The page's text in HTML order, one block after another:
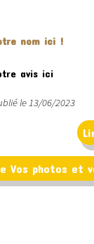
nom ici !
avis ici
le 13/06/2023
Vos photos et